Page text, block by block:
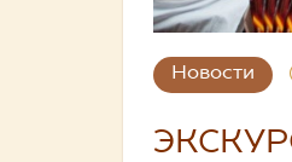
Новости